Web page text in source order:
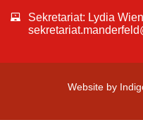
Sekretariat: Lydia
Website by